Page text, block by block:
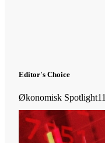
Editor's Choice
Økonomisk Spotlight